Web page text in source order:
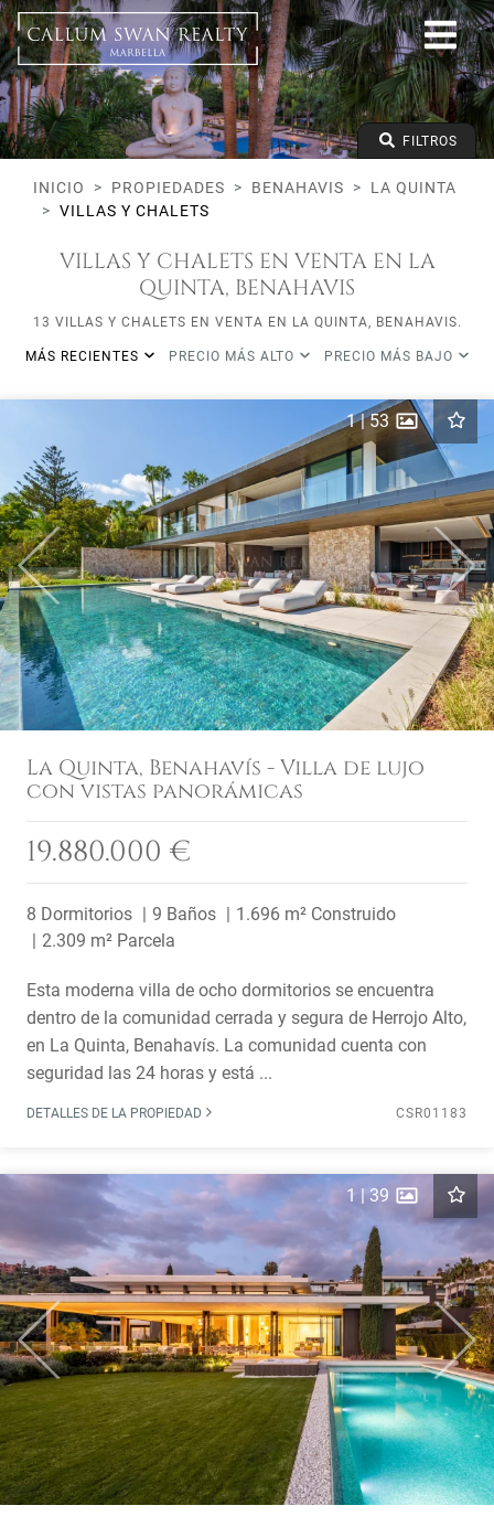
Todos los Lifestyles
Benahavis
La Quinta
Villas y Chalets
Precio desde
Precio hasta
Dormitorios mínimos FILTROS
INICIO PROPIEDADES BENAHAVIS
LA QUINTA
VILLAS Y CHALETS
VILLAS Y CHALETS EN VENTA EN LA
QUINTA, BENAHAVIS
13 VILLAS Y CHALETS EN VENTA EN LA QUINTA, BENAHAVIS.
MÁS RECIENTES PRECIO MÁS ALTO PRECIO MÁS BAJO
Previous Next
1|53
La Quinta, Benahavís - Villa de lujo
con vistas panorámicas
19.880.000 €
8 Dormitorios 9 Baños
1.696 m² Construido
2.309 m² Parcela
Esta moderna villa de ocho dormitorios se encuentra
dentro de la comunidad cerrada y segura de Herrojo Alto,
en La Quinta, Benahavís. La comunidad cuenta con
seguridad las 24 horas y está ...
DETALLES DE LA PROPIEDAD CSR01183
Previous Next
1 |39